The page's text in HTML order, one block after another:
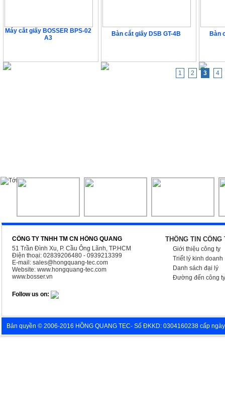
Máy cắt giấy BOSSER BPS-02
A3
Bàn cắt giấy DSB GT-4B Bàn
1 2 3 4
CÔNG TY TNHH TM CN HỒNG QUANG
51 Trần Đình Xu, P. Cầu Ông Lãnh, TP.HCM
Điện thoại: 02839206480 - 0939213399
E-mail: sales@hongquang-tec.com
Website: www.hongquang-tec.com
www.bosser.vn
Follow us on:
THÔNG TIN CÔNG
Giới thiệu công ty
Triết lý kinh doanh
Danh sách đại lý
Đường đến công ty
Bản quyền © 2006-2016 HỒNG QUANG TEC- Số ĐKKD: 0304160238 cấp